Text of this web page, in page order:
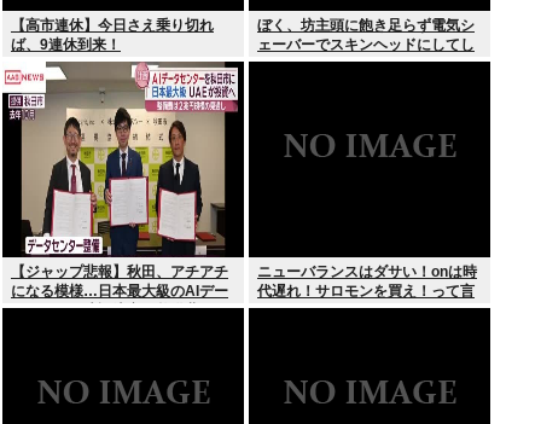
【高市連休】今日さえ乗り切れ
ば、9連休到来！
ぼく、坊主頭に飽き足らず電気シ
ェーバーでスキンヘッドにしてし
まう
【ジャップ悲報】秋田、アチアチ
になる模様…日本最大級のAIデー
タセンター建設決定！整備費は2
ニューバランスはダサい！onは時
代遅れ！サロモンを買え！って言
われたから買ったんやが